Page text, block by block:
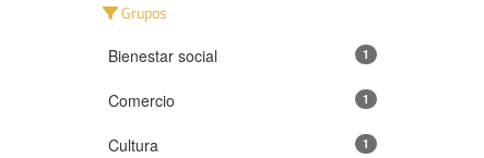
Grupos
Bienestar social 1
Comercio 1
Cultura 1